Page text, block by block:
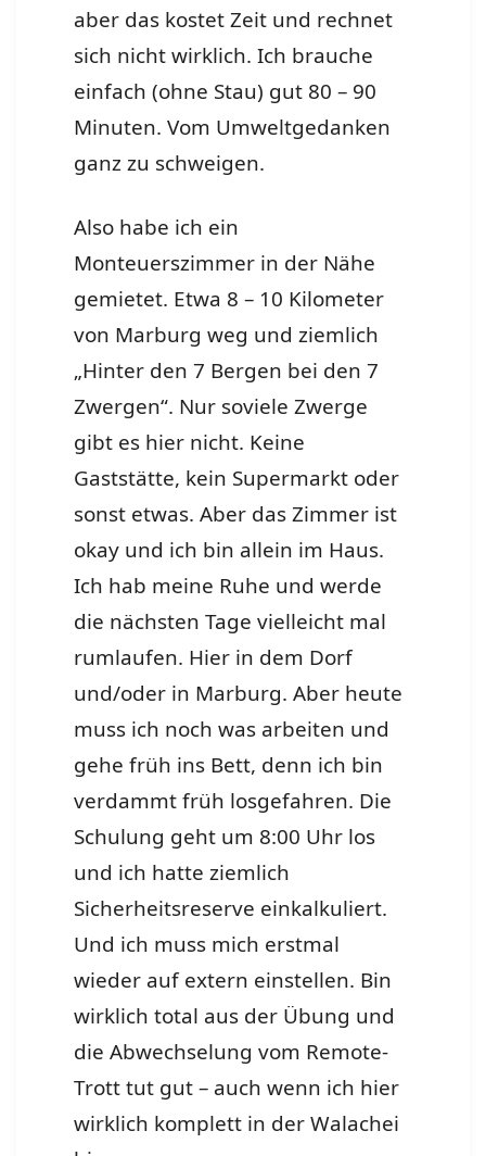
aber das kostet Zeit und rechnet
sich nicht wirklich. Ich brauche
einfach (ohne Stau) gut 80 – 90
Minuten. Vom Umweltgedanken
ganz zu schweigen.
Also habe ich ein
Monteuerszimmer in der Nähe
gemietet. Etwa 8 – 10 Kilometer
von Marburg weg und ziemlich
„Hinter den 7 Bergen bei den 7
Zwergen“. Nur soviele Zwerge
gibt es hier nicht. Keine
Gaststätte, kein Supermarkt oder
sonst etwas. Aber das Zimmer ist
okay und ich bin allein im Haus.
Ich hab meine Ruhe und werde
die nächsten Tage vielleicht mal
rumlaufen. Hier in dem Dorf
und/oder in Marburg. Aber heute
muss ich noch was arbeiten und
gehe früh ins Bett, denn ich bin
verdammt früh losgefahren. Die
Schulung geht um 8:00 Uhr los
und ich hatte ziemlich
Sicherheitsreserve einkalkuliert.
Und ich muss mich erstmal
wieder auf extern einstellen. Bin
wirklich total aus der Übung und
die Abwechselung vom Remote-
Trott tut gut – auch wenn ich hier
wirklich komplett in der Walachei